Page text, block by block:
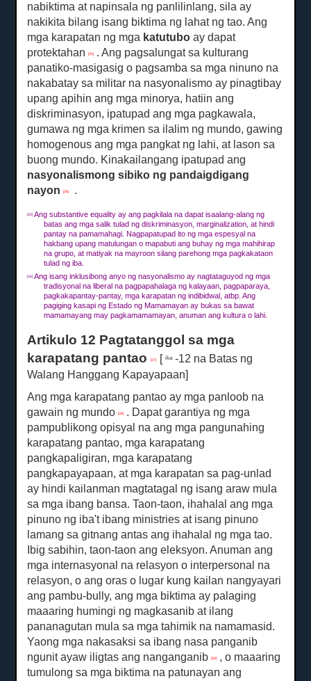
nabiktima at napinsala ng panlilinlang, sila ay
nakikita bilang isang biktima ng lahat ng tao.Ang
mga karapatan ng mga katutubo ay dapat
protektahan[35] .Ang pagsalungat sa kulturang
panatiko-masigasig o pagsamba sa mga ninuno na
nakabatay sa militar na nasyonalismo ay pinagtibay
upang apihin ang mga minorya, hatiin ang
diskriminasyon, ipatupad ang mga pagkawala,
gumawa ng mga krimen sa ilalim ng mundo, gawing
homogenous ang mga pangkat ng lahi, at lason sa
buong mundo. Kinakailangang ipatupad ang
nasyonalismong sibiko ng pandaigdigang
nayon[36] .
[35] Ang substantive equality ay ang pagkilala na dapat isaalang-alang ng
batas ang mga salik tulad ng diskriminasyon, marginalization, at hindi
pantay na pamamahagi.Nagpapatupad ito ng mga espesyal na
hakbang upang matulungan o mapabuti ang buhay ng mga mahihirap
na grupo, at matiyak na mayroon silang parehong mga pagkakataon
tulad ng iba.
[36] Ang isang inklusibong anyo ng nasyonalismo ay nagtataguyod ng mga
tradisyonal na liberal na pagpapahalaga ng kalayaan, pagpaparaya,
pagkakapantay-pantay, mga karapatan ng indibidwal, atbp. Ang
pagiging kasapi ng Estado ng Mamamayan ay bukas sa bawat
mamamayang may pagkamamamayan, anuman ang kultura o lahi.
Artikulo 12 Pagtatanggol sa mga
karapatang pantao[37] [ika-12 na Batas ng
Walang Hanggang Kapayapaan]
Ang mga karapatang pantao ay mga panloob na
gawain ng mundo[38] . Dapat garantiya ng mga
pampublikong opisyal na ang mga pangunahing
karapatang pantao, mga karapatang
pangkapaligiran, mga karapatang
pangkapayapaan, at mga karapatan sa pag-unlad
ay hindi kailanman magtatagal ng isang araw mula
sa mga ibang bansa.Taon-taon, ihahalal ang mga
pinuno ng iba't ibang ministries at isang pinuno
lamang sa gitnang antas ang ihahalal ng mga tao.
Ibig sabihin, taon-taon ang eleksyon.Anuman ang
mga internasyonal na relasyon o interpersonal na
relasyon, o ang oras o lugar kung kailan nangyayari
ang pambu-bully, ang mga biktima ay palaging
maaaring humingi ng magkasanib at ilang
pananagutan mula sa mga tahimik na namamasid.
Yaong mga nakasaksi sa ibang nasa panganib
ngunit ayaw iligtas ang nanganganib[39]
, o maaaring
tumulong sa mga biktima na patunayan ang